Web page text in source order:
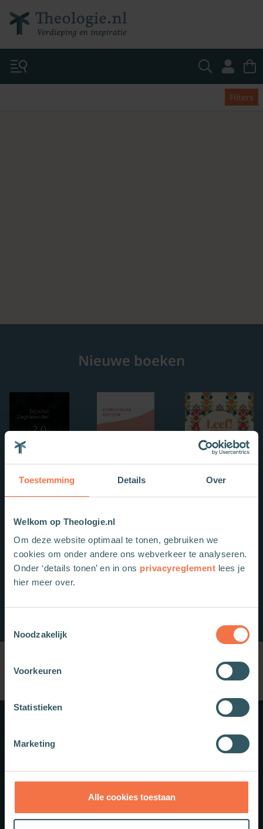
Toestemming Details Over
Welkom op Theologie.nl
Om deze website optimaal te tonen, gebruiken we
cookies om onder andere ons webverkeer te analyseren.
Onder ‘details tonen’ en in ons privacyreglement lees je
hier meer over.
Noodzakelijk
Voorkeuren
Statistieken
Marketing
Alle cookies toestaan
Filters
Nieuwe boeken